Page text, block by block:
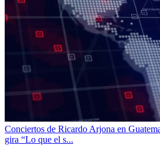
Conciertos de Ricardo Arjona en
gira “Lo que el s...